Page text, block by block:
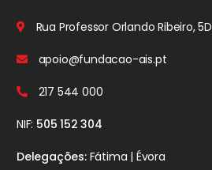
Rua Professor Orlando Ribeiro, 5D
apoio@fundacao-ais.pt
217 544 000
NIF: 505 152 304
Delegações:Fátima | Évora